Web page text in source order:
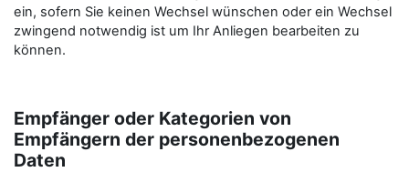
ein, sofern Sie keinen Wechsel wünschen oder ein Wechsel
zwingend notwendig ist um Ihr Anliegen bearbeiten zu
können.
Empfänger oder Kategorien von
Empfängern der personenbezogenen
Daten